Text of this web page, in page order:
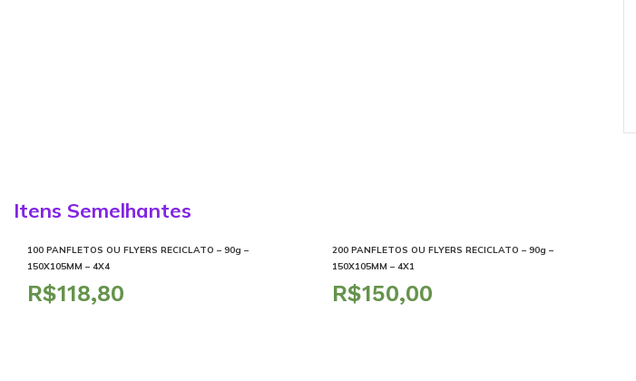
Itens Semelhantes
100 PANFLETOS OU FLYERS RECICLATO – 90g –
150X105MM – 4X4
R$
200 PANFLETOS OU FLYERS RECICLATO – 90g –
150X105MM – 4X1
R$